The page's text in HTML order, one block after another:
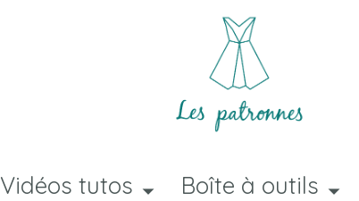
Vidéos tutos Boîte à outils